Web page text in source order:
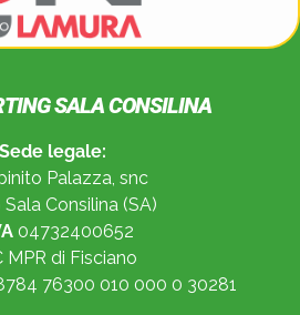
SALA CONSILINA
Sede legale:
Palazza, snc
Consilina (SA)
04732400652
MPR di Fisciano
76300 010 000 0 30281